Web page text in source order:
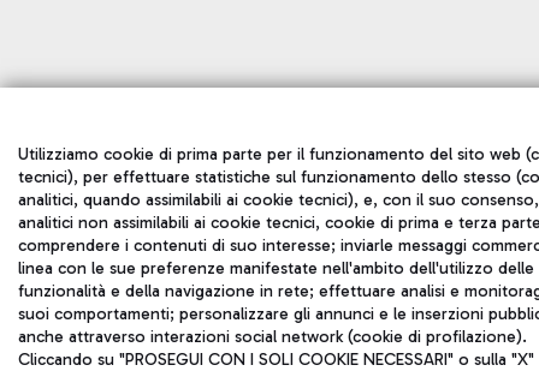
Utilizziamo cookie di prima parte per il funzionamento del sito web
tecnici), per effettuare statistiche sul funzionamento dello stesso
analitici, quando assimilabili ai cookie tecnici), e, con il suo
analitici non assimilabili ai cookie tecnici, cookie di prima e terza
comprendere i contenuti di suo interesse; inviarle messaggi
linea con le sue preferenze manifestate nell'ambito dell'utilizzo delle
funzionalità e della navigazione in rete; effettuare analisi e
suoi comportamenti; personalizzare gli annunci e le inserzioni
anche attraverso interazioni social network (cookie di profilazione).
Cliccando su "PROSEGUI CON I SOLI COOKIE NECESSARI" o sulla